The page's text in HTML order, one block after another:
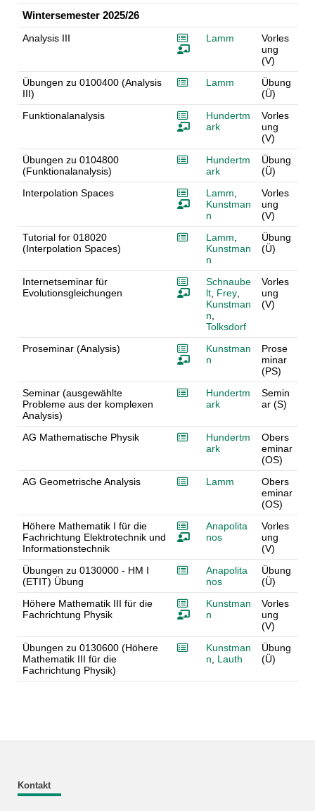
Wintersemester 2025/26
Analysis III Lamm
Vorles
ung
(V)
Übungen zu 0100400 (Analysis
III)
Lamm
Übung
(Ü)
Funktionalanalysis
Hundertm
ark
Vorles
ung
(V)
Übungen zu 0104800
(Funktionalanalysis)
Hundertm
ark
Übung
(Ü)
Interpolation Spaces
Lamm
Kunstman
n
Vorles
ung
(V)
Tutorial for 018020
(Interpolation Spaces)
Lamm
Kunstman
n
Übung
(Ü)
Internetseminar für
Evolutionsgleichungen
Schnaube
lt, Frey,
Kunstman
n
Tolksdorf
Vorles
ung
(V)
Proseminar (Analysis)
Kunstman
n
Prose
minar
(PS)
Seminar (ausgewählte
Probleme aus der komplexen
Analysis)
Hundertm
ark
Semin
ar (S)
AG Mathematische Physik
Hundertm
ark
Obers
eminar
(OS)
AG Geometrische Analysis
Lamm
Obers
eminar
(OS)
Höhere Mathematik I für die
Fachrichtung Elektrotechnik und
Informationstechnik
Anapolita
nos
Vorles
ung
(V)
Übungen zu 0130000 - HM I
(ETIT) Übung
Anapolita
nos
Übung
(Ü)
Höhere Mathematik III für die
Fachrichtung Physik
Kunstman
n
Vorles
ung
(V)
Übungen zu 0130600 (Höhere
Mathematik III für die
Fachrichtung Physik)
Kunstman
n
Lauth
Übung
(Ü)
Kontakt